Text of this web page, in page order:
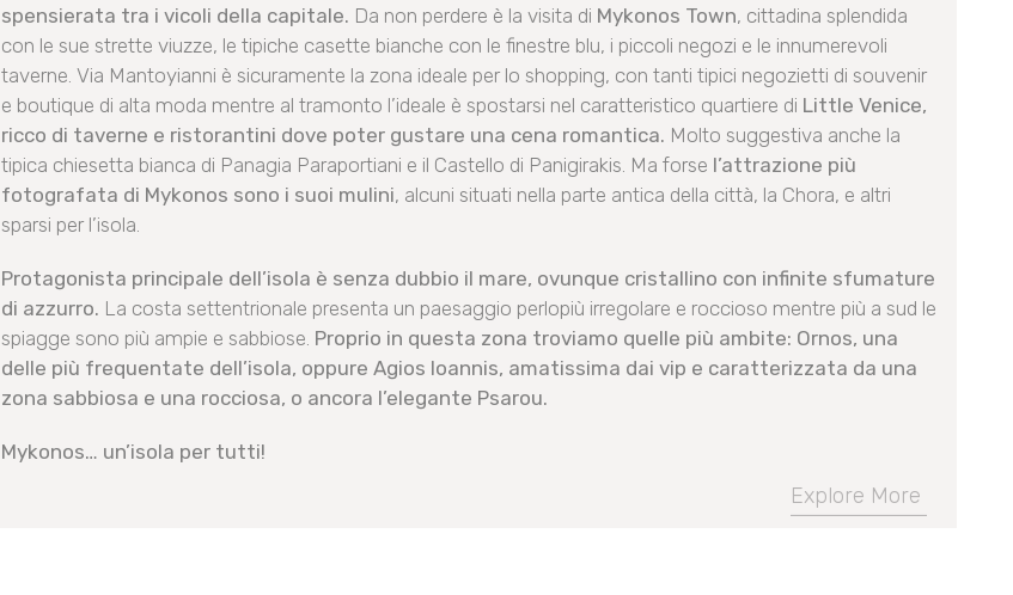
spensierata tra i vicoli della capitale. Da non perdere è la visita di Mykonos Town, cittadina splendida
con le sue strette viuzze, le tipiche casette bianche con le finestre blu, i piccoli negozi e le innumerevoli
taverne. Via Mantoyianni è sicuramente la zona ideale per lo shopping, con tanti tipici negozietti di souvenir
e boutique di alta moda mentre al tramonto l’ideale è spostarsi nel caratteristico quartiere di Little Venice,
ricco di taverne e ristorantini dove poter gustare una cena romantica. Molto suggestiva anche la
tipica chiesetta bianca di Panagia Paraportiani e il Castello di Panigirakis. Ma forse l’attrazione più
fotografata di Mykonos sono i suoi mulini, alcuni situati nella parte antica della città, la Chora, e altri
sparsi per l’isola.
Protagonista principale dell’isola è senza dubbio il mare, ovunque cristallino con infinite sfumature
di azzurro. La costa settentrionale presenta un paesaggio perlopiù irregolare e roccioso mentre più a sud le
spiagge sono più ampie e sabbiose. Proprio in questa zona troviamo quelle più ambite: Ornos, una
delle più frequentate dell’isola, oppure Agios Ioannis, amatissima dai vip e caratterizzata da una
zona sabbiosa e una rocciosa, o ancora l’elegante Psarou.
Mykonos… un’isola per tutti!
Explore More